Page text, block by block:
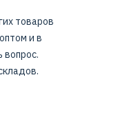
товаров
и в
вопрос.